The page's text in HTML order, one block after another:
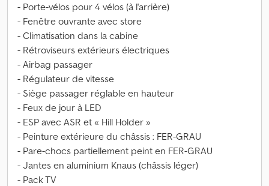
- Porte-vélos pour 4 vélos (à l'arrière)
- Fenêtre ouvrante avec store
- Climatisation dans la cabine
- Rétroviseurs extérieurs électriques
- Airbag passager
- Régulateur de vitesse
- Siège passager réglable en hauteur
- Feux de jour à LED
- ESP avec ASR et « Hill Holder »
- Peinture extérieure du châssis : FER-GRAU
- Pare-chocs partiellement peint en FER-GRAU
- Jantes en aluminium Knaus (châssis léger)
- Pack TV